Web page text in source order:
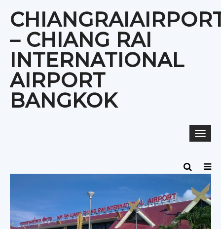
content
– CHIANG RAI
INTERNATIONAL
AIRPORT
BANGKOK